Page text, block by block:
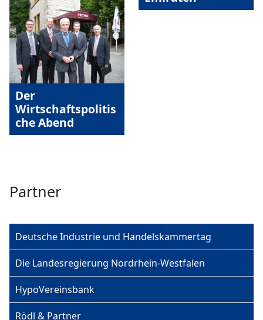
Der
Wirtschaftspolitis
che Abend
Partner
Deutsche Industrie und Handelskammertag
Die Landesregierung Nordrhein-Westfalen
HypoVereinsbank
Rödl & Partner